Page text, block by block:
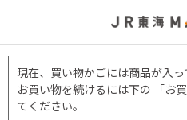
現在、買い物かごには商品が入っ
お買い物を続けるには下の 「お
てください。